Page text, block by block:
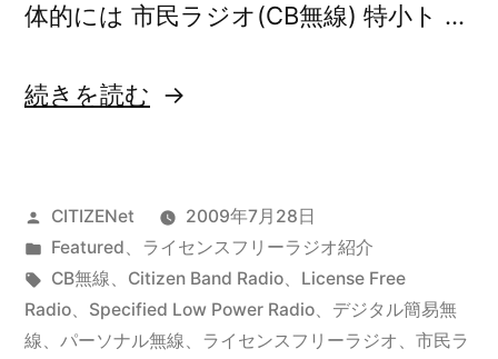
体的には 市民ラジオ(CB無線) 特小ト …
“ラ
ン
ス
フ
続きを読む
投
稿
者:
CITIZENet
2009年7月28日
カ
テ
ゴ
リ
Featured、 ライセンスフリーラジオ紹介
タ
グ:
CB無線、 Citizen Band Radio、 License Free
Radio、 Specified Low Power Radio、 デジタル簡易無
線、 パーソナル無線、 ライセンスフリーラジオ 、 市民ラ